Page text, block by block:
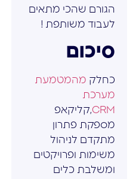
הגורם שהכי מתאים
לעבוד משותפת !
סיכום
כחלק מהמטמעת
מערכת
CRM,קליקאפ
מספקת פתרון
מתקדם לניהול
משימות ופרויקטים
ומשלבת כלים